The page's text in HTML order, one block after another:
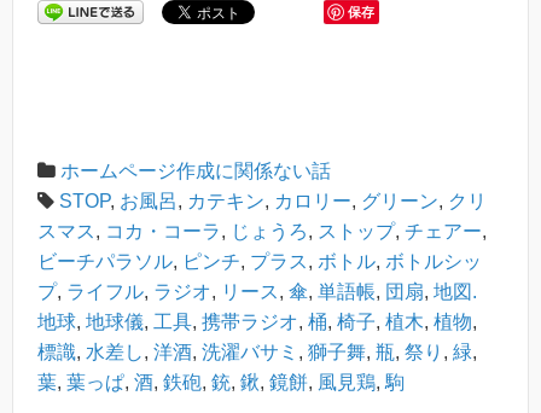
保存
ホームページ作成に関係ない話
STOP, お風呂, カテキン, カロリー, グリーン, クリ
スマス, コカ・コーラ, じょうろ, ストップ, チェアー,
ビーチパラソル, ピンチ, プラス, ボトル, ボトルシッ
プ, ライフル, ラジオ, リース, 傘, 単語帳, 団扇, 地図.
地球, 地球儀, 工具, 携帯ラジオ, 桶, 椅子, 植木, 植物,
標識, 水差し, 洋酒, 洗濯バサミ , 獅子舞, 瓶, 祭り , 緑,
葉, 葉っぱ, 酒, 鉄砲, 銃, 鍬, 鏡餅, 風見鶏, 駒